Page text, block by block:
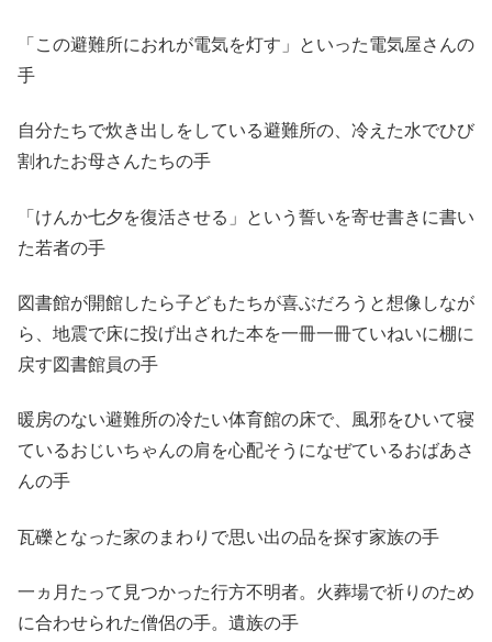
「この避難所におれが電気を灯す」といった電気屋さんの
手
自分たちで炊き出しをしている避難所の、冷えた水でひび
割れたお母さんたちの手
「けんか七夕を復活させる」という誓いを寄せ書きに書い
た若者の手
図書館が開館したら子どもたちが喜ぶだろうと想像しなが
ら、地震で床に投げ出された本を一冊一冊ていねいに棚に
戻す図書館員の手
暖房のない避難所の冷たい体育館の床で、風邪をひいて寝
ているおじいちゃんの肩を心配そうになぜているおばあさ
んの手
瓦礫となった家のまわりで思い出の品を探す家族の手
一ヵ月たって見つかった行方不明者。火葬場で祈りのため
に合わせられた僧侶の手。遺族の手